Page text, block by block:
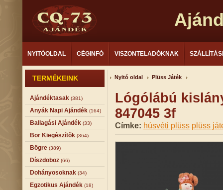
NYITÓOLDAL CÉGINFÓ VISZONTELADÓKNAK
TERMÉKEINK
Ajándéktasak (381)
Anyák Napi Ajándék (164)
Ballagási Ajándék (33)
Bor Kiegészítők (364)
Bögre (389)
Díszdoboz (66)
Dohányosoknak (34)
Egzotikus Ajándék (18)
Nyitó oldal Plüss Játék
Lógólábú
847045 3f
Címke: húsvéti plüss plüss